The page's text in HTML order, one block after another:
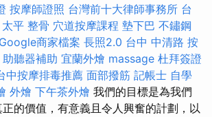
按摩師證照 台灣前十大律師事務所 台
太平 整骨 穴道按摩課程 墊下巴 不鏽鋼
Google商家檔案 長照2.0 台中 中清路 按
助聽器補助 宜蘭外燴 massage 杜拜簽證
中按摩排毒推薦 面部撥筋 記帳士 自學
外燴 下午茶外燴 我們的目標是為我們
的價值，有意義且令人興奮的計劃，以